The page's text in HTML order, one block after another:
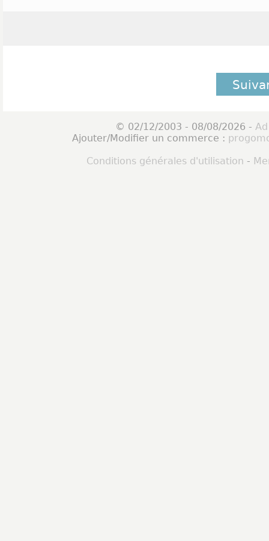
© 02/12/2003 - 08/08/2026 -
Ajouter/Modifier un commerce :
Conditions générales d'utilisation -